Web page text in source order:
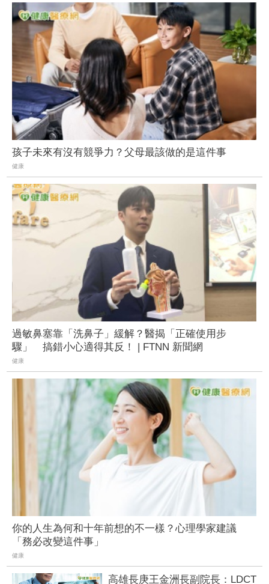
孩子未來有沒有競爭力？父母最該做的是這件事
健康
過敏鼻塞靠「洗鼻子」緩解？醫揭「正確使用步
驟」 搞錯小心適得其反！ | FTNN 新聞網
健康
你的人生為何和十年前想的不一樣？心理學家建議
「務必改變這件事」
健康
高雄長庚王金洲長副院長：LDCT